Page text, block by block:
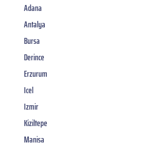
Adana
Antalya
Bursa
Derince
Erzurum
Icel
Izmir
Kiziltepe
Manisa